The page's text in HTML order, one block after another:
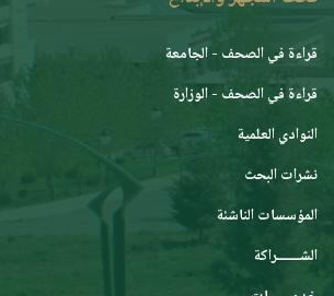
قراءة في الصحف - الجامعة
قراءة في الصحف - الوزارة
النوادي العلمية
نشرات البحث
المؤسسات الناشئة
الشـــــــراكة